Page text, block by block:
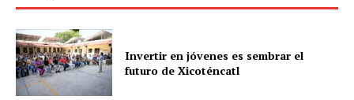
Invertir en jóvenes es sembrar el
futuro de Xicoténcatl